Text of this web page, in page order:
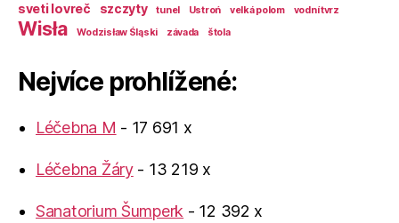
sveti lovreč szczyty tunel Ustroń velká polom vodní tvrz
Wisła Wodzisław Śląski závada štola
Nejvíce prohlížené:
Léčebna M - 17 691 x
Léčebna Žáry- 13 219 x
Sanatorium Šumperk - 12 392 x